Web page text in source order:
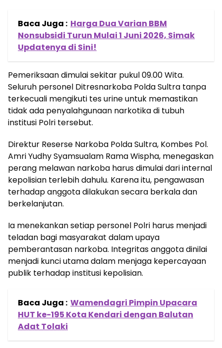
Baca Juga : Harga Dua Varian BBM
Nonsubsidi Turun Mulai 1 Juni 2026, Simak
Updatenya di Sini!
Pemeriksaan dimulai sekitar pukul 09.00 Wita.
Seluruh personel Ditresnarkoba Polda Sultra tanpa
terkecuali mengikuti tes urine untuk memastikan
tidak ada penyalahgunaan narkotika di tubuh
institusi Polri tersebut.
Direktur Reserse Narkoba Polda Sultra, Kombes Pol.
Amri Yudhy Syamsualam Rama Wispha, menegaskan
perang melawan narkoba harus dimulai dari internal
kepolisian terlebih dahulu. Karena itu, pengawasan
terhadap anggota dilakukan secara berkala dan
berkelanjutan.
Ia menekankan setiap personel Polri harus menjadi
teladan bagi masyarakat dalam upaya
pemberantasan narkoba. Integritas anggota dinilai
menjadi kunci utama dalam menjaga kepercayaan
publik terhadap institusi kepolisian.
Baca Juga : Wamendagri Pimpin Upacara
HUT ke-195 Kota Kendari dengan Balutan
Adat Tolaki